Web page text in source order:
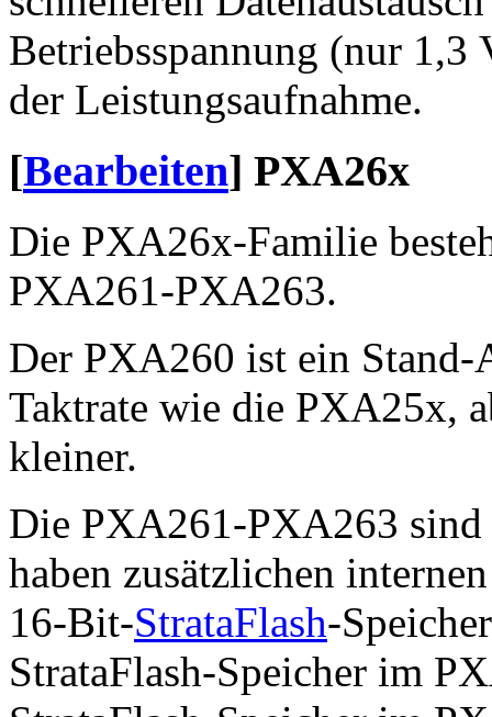
Betriebsspannung (nur
der Leistungsaufnahme.
[Bearbeiten] PXA26x
Die PXA26x-Familie
PXA261-PXA263.
Der PXA260 ist ein Stand-
Taktrate wie die PXA25x,
kleiner.
Die PXA261-PXA263
haben zusätzlichen
16-Bit-StrataFlash-
StrataFlash-Speicher im